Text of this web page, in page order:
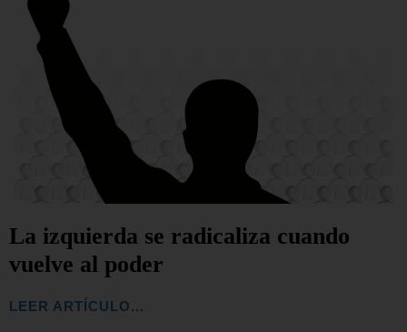
La izquierda se radicaliza cuando
vuelve al poder
LEER ARTÍCULO...